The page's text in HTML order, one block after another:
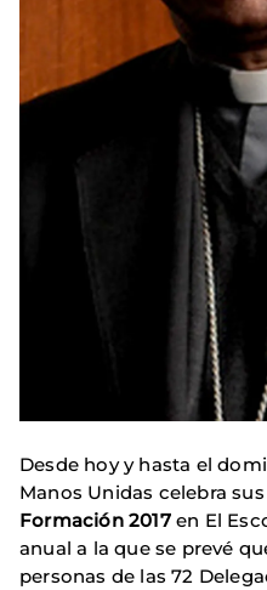
Desde hoy y hasta el
Manos Unidas celebra sus
Formación 2017en El
anual a la que se prevé
personas de las 72